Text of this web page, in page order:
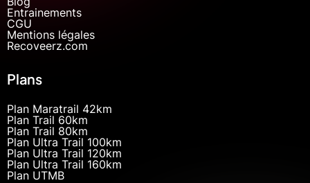
Entrainements
CGU
Mentions légales
Recoveerz.com
Plans
Plan Maratrail 42km
Plan Trail 60km
Plan Trail 80km
Plan Ultra Trail 100km
Plan Ultra Trail 120km
Plan Ultra Trail 160km
Plan UTMB